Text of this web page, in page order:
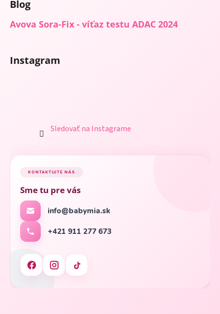
Blog
Avova Sora-Fix - víťaz testu ADAC 2024
Instagram
Sledovať na Instagrame
KONTAKTUJTE NÁS
Sme tu pre vás
info@babymia.sk
+421 911 277 673